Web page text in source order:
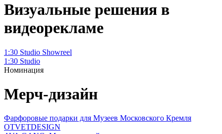
Визуальные решения в
видеорекламе
1:30 Studio Showreel
1:30 Studio
Номинация
Мерч-дизайн
Фарфоровые подарки для Музеев Московского Кремля
OTVETDESIGN